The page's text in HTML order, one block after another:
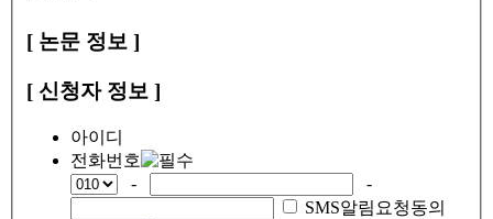
[ 논문 정보 ]
[ 신청자 정보 ]
아이디
전화번호
-
-
SMS알림요청동의